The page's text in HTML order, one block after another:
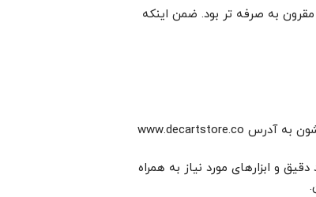
‌به‌ صرفه ‌تر بود. ضمن اینکه
عکس دیوار و ابعاد دیوار به همراه ابعاد سقف رو از طریق واتساپ یا وبسایتشون به آدرس www.decartstore.co
و ابزارهای مورد نیاز به‌ همراه